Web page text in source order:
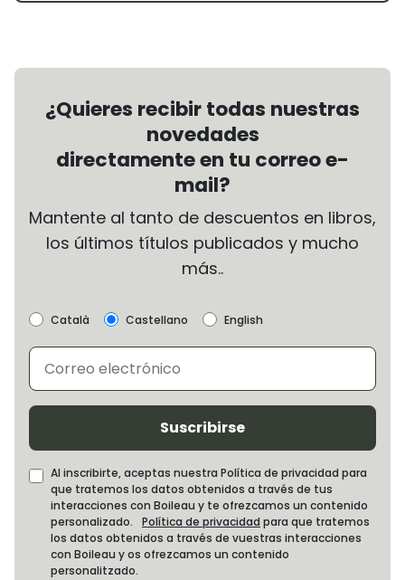
¿Quieres recibir todas nuestras
novedades
directamente en tu correo e-
mail?
Mantente al tanto de descuentos en libros,
los últimos títulos publicados y mucho
más..
Català Castellano English
Suscribirse
Al inscribirte, aceptas nuestra Política de privacidad para
que tratemos los datos obtenidos a través de tus
interacciones con Boileau y te ofrezcamos un contenido
personalizado. Política de privacidad para que tratemos
los datos obtenidos a través de vuestras interacciones
con Boileau y os ofrezcamos un contenido
personalitzado.